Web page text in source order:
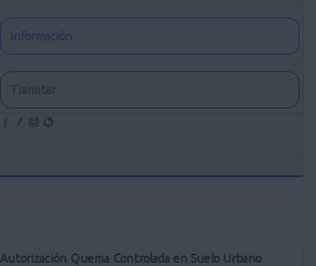
Información
Tramitar
Autorización Quema Controlada en Suelo Urbano